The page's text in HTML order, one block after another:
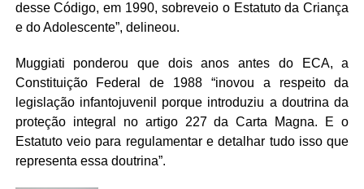
desse Código, em 1990, sobreveio o Estatuto da Criança
e do Adolescente”, delineou.
Muggiati ponderou que dois anos antes do ECA, a
Constituição Federal de 1988 “inovou a respeito da
legislação infantojuvenil porque introduziu a doutrina da
proteção integral no artigo 227 da Carta Magna. E o
Estatuto veio para regulamentar e detalhar tudo isso que
representa essa doutrina”.